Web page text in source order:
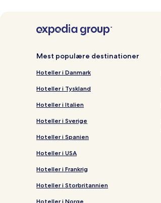
Mest populære destinationer
Hoteller i Danmark
Hoteller i Tyskland
Hoteller i Italien
Hoteller i Sverige
Hoteller i Spanien
Hoteller i USA
Hoteller i Frankrig
Hoteller i Storbritannien
Hoteller i Norge